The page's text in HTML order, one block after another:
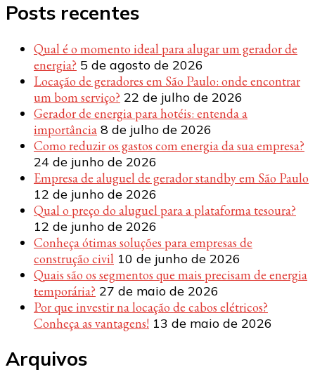
Posts recentes
Qual é o momento ideal para alugar um gerador de
energia? 5 de agosto de 2026
Locação de geradores em São Paulo: onde encontrar
um bom serviço? 22 de julho de 2026
Gerador de energia para hotéis: entenda a
importância 8 de julho de 2026
Como reduzir os gastos com energia da sua empresa?
24 de junho de 2026
Empresa de aluguel de gerador standby em São Paulo
12 de junho de 2026
Qual o preço do aluguel para a plataforma tesoura?
12 de junho de 2026
Conheça ótimas soluções para empresas de
construção civil 10 de junho de 2026
Quais são os segmentos que mais precisam de energia
temporária? 27 de maio de 2026
Por que investir na locação de cabos elétricos?
Conheça as vantagens! 13 de maio de 2026
Arquivos